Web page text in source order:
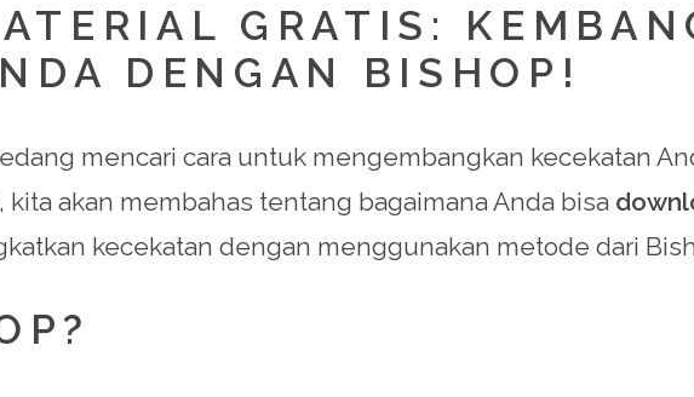
GRATIS:
DENGAN BISHOP!
mencari cara untuk mengembangkan kecekatan
akan membahas tentang bagaimana Anda bisa
kecekatan dengan menggunakan metode dari